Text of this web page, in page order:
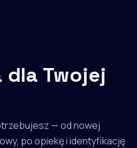
dla Twojej
— od nowej
po opiekę i identyfikację